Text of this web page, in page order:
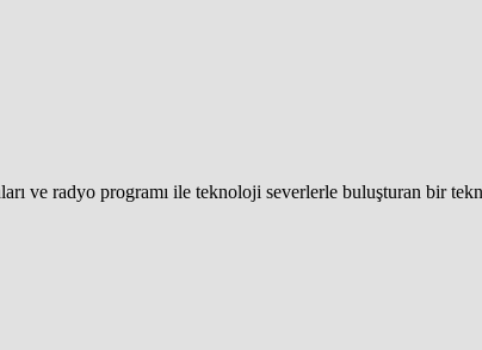
ve radyo programı ile teknoloji severlerle buluşturan bir